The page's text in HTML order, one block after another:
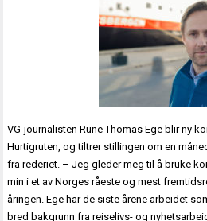
VG-journalisten Rune Thomas Ege blir ny
Hurtigruten, og tiltrer stillingen om en
fra rederiet. – Jeg gleder meg til å bruke
min i et av Norges råeste og mest
åringen. Ege har de siste årene arbeidet
bred bakgrunn fra reiselivs- og